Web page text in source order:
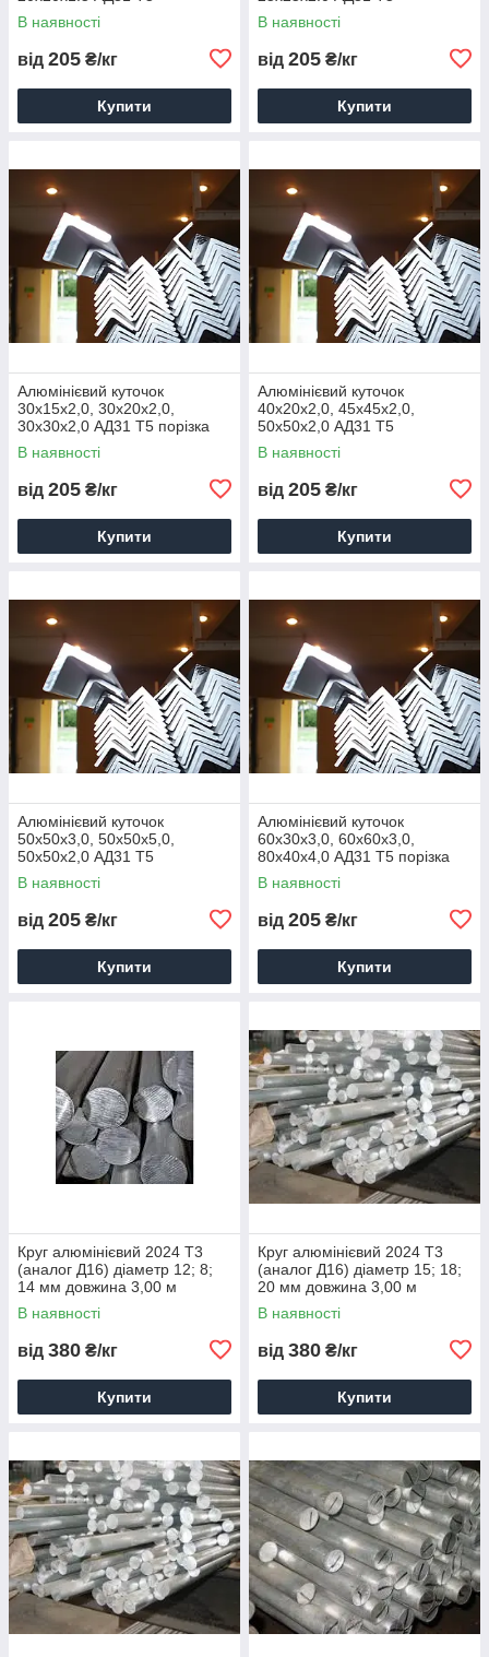
порізування доставка купити
ціна
В наявності
від 205 ₴/кг
Купити
порізування доставка купити
ціна
В наявності
від 205 ₴/кг
Купити
Алюмінієвий куточок
30x15x2,0, 30х20х2,0,
30х30х2,0 АД31 Т5 порізка
доставка купити ціна
В наявності
від 205 ₴/кг
Купити
Алюмінієвий куточок
40х20х2,0, 45х45х2,0,
50х50х2,0 АД31 Т5
порізування доставка купити
ціна
В наявності
від 205 ₴/кг
Купити
Алюмінієвий куточок
50х50х3,0, 50х50х5,0,
50х50х2,0 АД31 Т5
порізування доставка купити
ціна
В наявності
від 205 ₴/кг
Купити
Алюмінієвий куточок
60х30х3,0, 60х60х3,0,
80х40х4,0 АД31 Т5 порізка
доставка купити ціна
В наявності
від 205 ₴/кг
Купити
Круг алюмінієвий 2024 Т3
(аналог Д16) діаметр 12; 8;
14 мм довжина 3,00 м
доставка порізування
паковання
В наявності
від 380 ₴/кг
Купити
Круг алюмінієвий 2024 Т3
(аналог Д16) діаметр 15; 18;
20 мм довжина 3,00 м
доставка порізування
паковання
В наявності
від 380 ₴/кг
Купити